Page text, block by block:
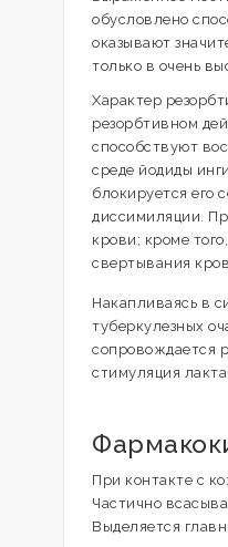
обусловлено
оказывают
только в очень
Характер
резорбтивном
способствуют
среде йодиды
блокируется его
диссимиляции.
крови; кроме
свертывания
Накапливаясь в
туберкулезных
сопровождается
стимуляция
При контакте с
Частично
Выделяется